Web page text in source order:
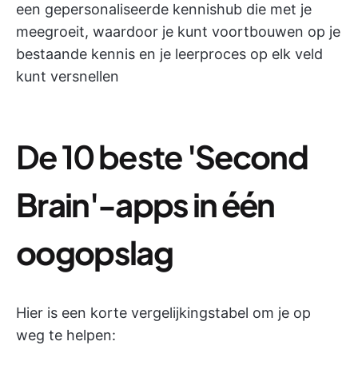
een gepersonaliseerde kennishub die met je
meegroeit, waardoor je kunt voortbouwen op je
bestaande kennis en je leerproces op elk veld
kunt versnellen
De 10 beste'Second
Brain'-apps in één
oogopslag
Hier is een korte vergelijkingstabel om je op
weg te helpen: